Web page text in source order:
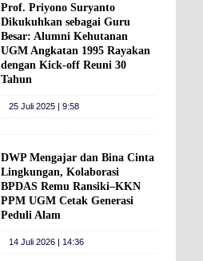
Prof. Priyono Suryanto
Dikukuhkan sebagai Guru
Besar: Alumni Kehutanan
UGM Angkatan 1995 Rayakan
dengan Kick-off Reuni 30
Tahun
25 Juli 2025 | 9:58
DWP Mengajar dan Bina Cinta
Lingkungan, Kolaborasi
BPDAS Remu Ransiki–KKN
PPM UGM Cetak Generasi
Peduli Alam
14 Juli 2026 | 14:36